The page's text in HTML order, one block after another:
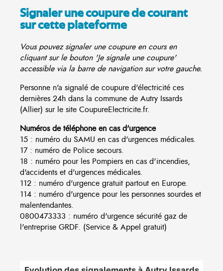
Signaler une coupure de courant
sur cette plateforme
Vous pouvez signaler une coupure en cours en
cliquant sur le bouton 'Je signale une coupure'
accessible via la barre de navigation sur votre gauche.
Personne n'a signalé de coupure d'électricité ces
dernières 24h dans la commune de Autry Issards
(Allier) sur le site CoupureElectricite.fr.
Numéros de téléphone en cas d'urgence
15 : numéro du SAMU en cas d'urgences médicales.
17 : numéro de Police secours.
18 : numéro pour les Pompiers en cas d'incendies,
d'accidents et d'urgences médicales.
112 : numéro d'urgence gratuit partout en Europe.
114 : numéro d'urgence pour les personnes sourdes et
malentendantes.
0800473333 : numéro d'urgence sécurité gaz de
l'entreprise GRDF. (Service & Appel gratuit)